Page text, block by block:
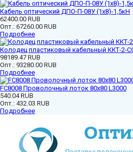
Кабель оптический ДПО-П-08У (1х8)-1,5кН
62400.00 RUB
Опт.: 67260.00 RUB
Подробнее
Колодец пластиковый кабельный ККТ-2-
98189.47 RUB
Опт.: 93280.00 RUB
Подробнее
FC8008 Проволочный лоток 80х80 L3000
540.04 RUB
Опт.: 432.03 RUB
Подробнее